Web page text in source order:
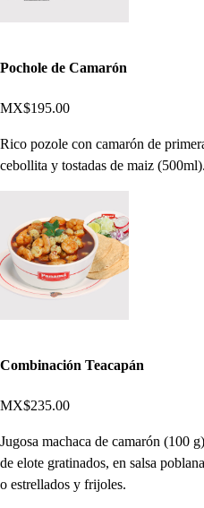
Pochole de Camarón
MX$195.00
Rico pozole con camarón de
cebollita y tostadas de maiz (500ml).
Combinación Teacapán
MX$235.00
Jugosa machaca de camarón (100
de elote gratinados, en salsa
o estrellados y frijoles.